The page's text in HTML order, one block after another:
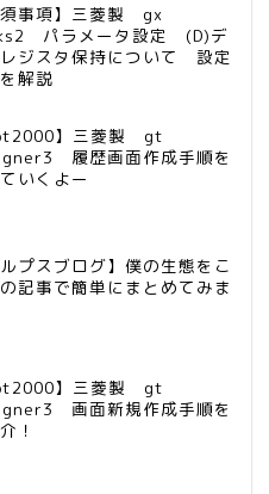
須事項】三菱製 gx
パラメータ設定 (D)デ
ジスタ保持について 設定
解説
】三菱製 gt
履歴画面作成手順を
いくよー
ルプスブログ】僕の生態をこ
記事で簡単にまとめてみま
】三菱製 gt
画面新規作成手順を
！